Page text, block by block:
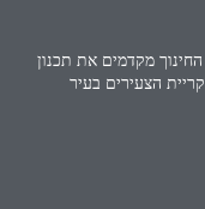
מקדמים את תכנון
הצעירים בעיר